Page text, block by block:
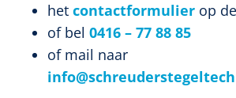
het contactformulier op
of bel 0416 – 77 88 85
of mail naar